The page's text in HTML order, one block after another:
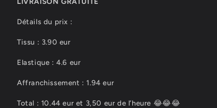
Détails du prix :
Tissu : 3.90 eur
Elastique : 4.6 eur
Affranchissement : 1.94 eur
Total : 10.44 eur et 3,50 eur de l’heure 😂😂😂